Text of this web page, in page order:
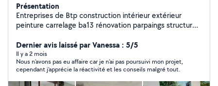
Présentation
Entreprises de Btp construction intérieur extérieur
peinture carrelage ba13 rénovation parpaings structure
Disponible
Dernier avis laissé par Vanessa : 5/5
Il y a 2 mois
Nous n’avons pas eu affaire car je n’ai pas poursuivi mon projet,
cependant j’apprécie la réactivité et les conseils malgré tout.